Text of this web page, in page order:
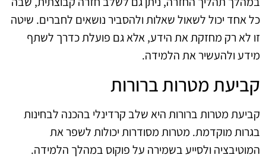
כל אחד יכול לשאול שאלות ולהסביר נושאים לחברים. שיטה
זו לא רק מחזקת את הידע, אלא גם פועלת כדרך לשתף
מידע ולהעשיר את הלמידה.
קביעת מטרות ברורות
קביעת מטרות ברורות היא שלב קרדינלי בהכנה לבחינות
בגרות מוקדמת. מטרות מסודרות יכולות לשפר את
המוטיבציה ולסייע בשמירה על פוקוס במהלך הלמידה.